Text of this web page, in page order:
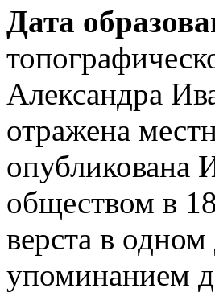
Дата
Александра
отражена
опубликована
обществом в
верста в
упоминанием